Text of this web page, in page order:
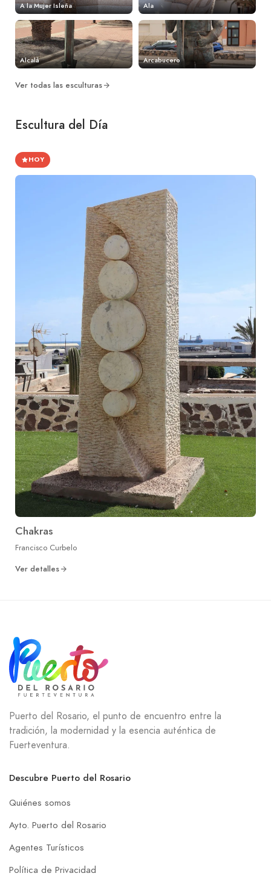
A la Mujer Isleña Ala
Alcalá Arcabucero
Ver todas las esculturas
Escultura del Día
HOY
Chakras
Francisco Curbelo
Ver detalles
Puerto del Rosario, el punto de encuentro entre la
tradición, la modernidad y la esencia auténtica de
Fuerteventura.
Descubre Puerto del Rosario
Quiénes somos
Ayto. Puerto del Rosario
Agentes Turísticos
Política de Privacidad